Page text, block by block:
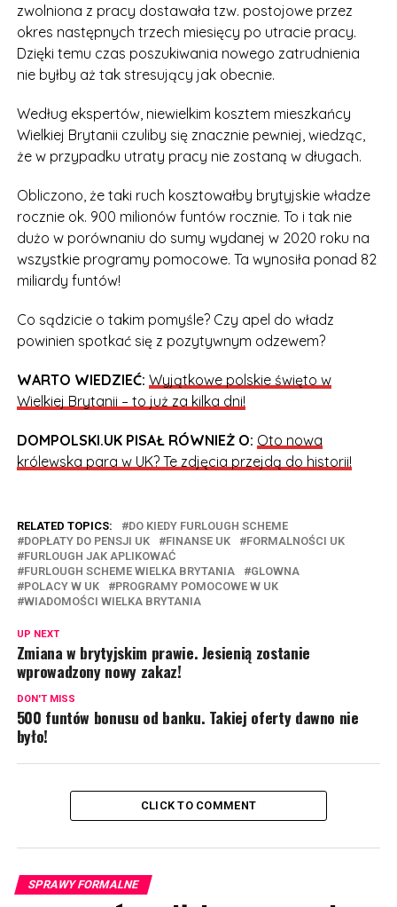
zwolniona z pracy dostawała tzw. postojowe przez
okres następnych trzech miesięcy po utracie pracy.
Dzięki temu czas poszukiwania nowego zatrudnienia
nie byłby aż tak stresujący jak obecnie.
Według ekspertów, niewielkim kosztem mieszkańcy
Wielkiej Brytanii czuliby się znacznie pewniej, wiedząc,
że w przypadku utraty pracy nie zostaną w długach.
Obliczono, że taki ruch kosztowałby brytyjskie władze
rocznie ok. 900 milionów funtów rocznie. To i tak nie
dużo w porównaniu do sumy wydanej w 2020 roku na
wszystkie programy pomocowe. Ta wynosiła ponad 82
miliardy funtów!
Co sądzicie o takim pomyśle? Czy apel do władz
powinien spotkać się z pozytywnym odzewem?
WARTO WIEDZIEĆ: Wyjątkowe polskie święto w
Wielkiej Brytanii – to już za kilka dni!
DOMPOLSKI.UK PISAŁ RÓWNIEŻ O: Oto nowa
królewska para w UK? Te zdjęcia przejdą do historii!
RELATED TOPICS:
DO KIEDY FURLOUGH SCHEME
DOPŁATY DO PENSJI UK
FINANSE UK
FORMALNOŚCI UK
FURLOUGH JAK APLIKOWAĆ
FURLOUGH SCHEME WIELKA BRYTANIA
GLOWNA
POLACY W UK
PROGRAMY POMOCOWE W UK
WIADOMOŚCI WIELKA BRYTANIA
UP NEXT
Zmiana w brytyjskim prawie. Jesienią zostanie
wprowadzony nowy zakaz!
DON'T MISS
500 funtów bonusu od banku. Takiej oferty dawno nie
było!
CLICK TO COMMENT
SPRAWY FORMALNE